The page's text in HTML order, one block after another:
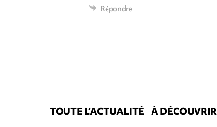
Répondre
TOUTE L’ACTUALITÉ À DÉCOUVRIR